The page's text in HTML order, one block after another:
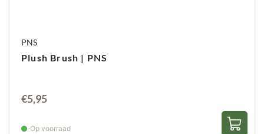
PNS
Plush Brush | PNS
€5,95
Op voorraad